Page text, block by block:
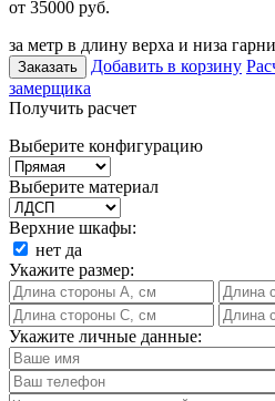
от 35000 руб.
за метр в длину верха и низа
Заказать Добавить в корзину
замерщика
Получить расчет
Выберите конфигурацию
Выберите материал
Верхние шкафы:
нет да
Укажите размер:
Укажите личные данные: